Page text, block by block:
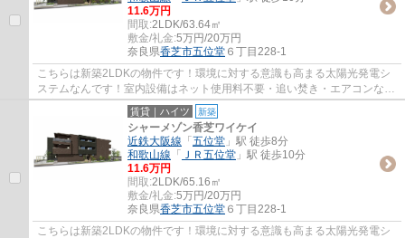
11.6万円
間取:2LDK/63.64㎡
敷金/礼金:5万円/20万円
奈良県香芝市五位堂 ６丁目228-1
こちらは新築2LDKの物件です！環境に対する意識も高まる太陽光発電シ
ステムなんです！室内設備はネット使用料不要・追い焚き・エアコンなど
充実した設備を備え付けています！こちらの...
賃貸｜ハイツ 新築
シャーメゾン香芝ワイケイ
近鉄大阪線 「 五位堂 」駅 徒歩8分
和歌山線 「 ＪＲ五位堂 」駅 徒歩10分
11.6万円
間取:2LDK/65.16㎡
敷金/礼金:5万円/20万円
奈良県香芝市五位堂 ６丁目228-1
こちらは新築2LDKの物件です！環境に対する意識も高まる太陽光発電シ